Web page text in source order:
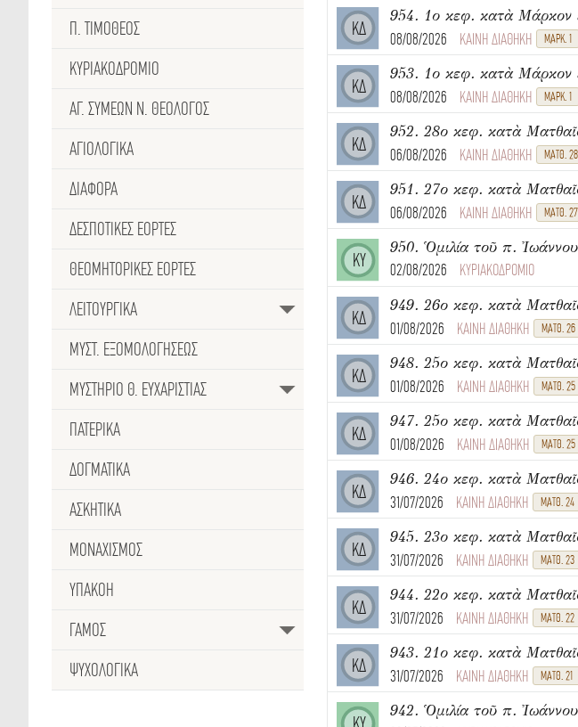
Π. ΤΙΜΟΘΕΟΣ
ΚΥΡΙΑΚΟΔΡΟΜΙΟ
ΑΓ. ΣΥΜΕΩΝ Ν. ΘΕΟΛΟΓΟΣ
ΑΓΙΟΛΟΓΙΚΑ
ΔΙΑΦΟΡΑ
ΔΕΣΠΟΤΙΚΈΣ ΕΟΡΤΕΣ
ΘΕΟΜΗΤΟΡΙΚΕΣ ΕΟΡΤΕΣ
ΛΕΙΤΟΥΡΓΙΚΑ
ΜΥΣΤ. ΕΞΟΜΟΛΟΓΗΣΕΩΣ
ΜΥΣΤΗΡΙΟ Θ. ΕΥΧΑΡΙΣΤΙΑΣ
ΠΑΤΕΡΙΚΑ
ΔΟΓΜΑΤΙΚΑ
ΑΣΚΗΤΙΚΑ
ΜΟΝΑΧΙΣΜΟΣ
ΥΠΑΚΟΗ
ΓΑΜΟΣ
ΨΥΧΟΛΟΓΙΚΑ
ΚΔ
954. 1ο κεφ. κατὰ Μάρκον
08/08/2026
ΚΑΙΝΗ ΔΙΑΘΗΚΗ ΜΑΡΚ. 1
ΚΔ
953. 1ο κεφ. κατὰ Μάρκον
08/08/2026
ΚΑΙΝΗ ΔΙΑΘΗΚΗ ΜΑΡΚ. 1
ΚΔ
952. 28ο κεφ. κατὰ
06/08/2026
ΚΑΙΝΗ ΔΙΑΘΗΚΗ ΜΑΤΘ. 28
ΚΔ
951. 27ο κεφ. κατὰ
06/08/2026
ΚΑΙΝΗ ΔΙΑΘΗΚΗ ΜΑΤΘ. 27
ΚΥ
02/08/2026
ΚΥΡΙΑΚΟΔΡΟΜΙΟ
ΚΔ
949. 26ο κεφ. κατὰ
01/08/2026
ΚΑΙΝΗ ΔΙΑΘΗΚΗ ΜΑΤΘ. 26
ΚΔ
948. 25ο κεφ. κατὰ
01/08/2026
ΚΑΙΝΗ ΔΙΑΘΗΚΗ ΜΑΤΘ. 25
ΚΔ
947. 25ο κεφ. κατὰ
01/08/2026
ΚΑΙΝΗ ΔΙΑΘΗΚΗ ΜΑΤΘ. 25
ΚΔ
946. 24ο κεφ. κατὰ
31/07/2026
ΚΑΙΝΗ ΔΙΑΘΗΚΗ ΜΑΤΘ. 24
ΚΔ
945. 23ο κεφ. κατὰ
31/07/2026
ΚΑΙΝΗ ΔΙΑΘΗΚΗ ΜΑΤΘ. 23
ΚΔ
944. 22ο κεφ. κατὰ
31/07/2026
ΚΑΙΝΗ ΔΙΑΘΗΚΗ ΜΑΤΘ. 22
ΚΔ
943. 21ο κεφ. κατὰ
31/07/2026
ΚΑΙΝΗ ΔΙΑΘΗΚΗ ΜΑΤΘ. 21